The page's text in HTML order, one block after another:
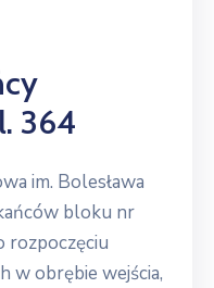
364
im. Bolesława
bloku nr
rozpoczęciu
w obrębie wejścia,